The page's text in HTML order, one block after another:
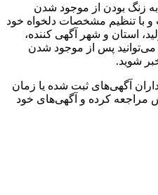
زنگ بودن از موجود شدن
و با تنظیم مشخصات دلخواه خود
استان و شهر آگهی کننده،
پس از موجود شدن
شوید.
آگهی‌های ثبت شده یا زمان
مراجعه کرده و آگهی‌های خود